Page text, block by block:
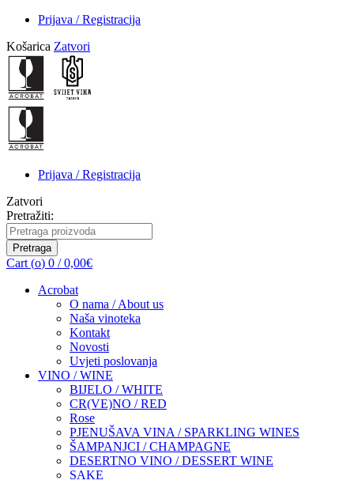
Prijava / Registracija
Košarica Zatvori
Prijava / Registracija
Zatvori
Pretražiti:
Pretraga
Cart (o) 0 / 0,00€
Acrobat
O nama / About us
Naša vinoteka
Kontakt
Novosti
Uvjeti poslovanja
VINO / WINE
BIJELO / WHITE
CR(VE)NO / RED
Rose
PJENUŠAVA VINA / SPARKLING WINES
ŠAMPANJCI / CHAMPAGNE
DESERTNO VINO / DESSERT WINE
SAKE